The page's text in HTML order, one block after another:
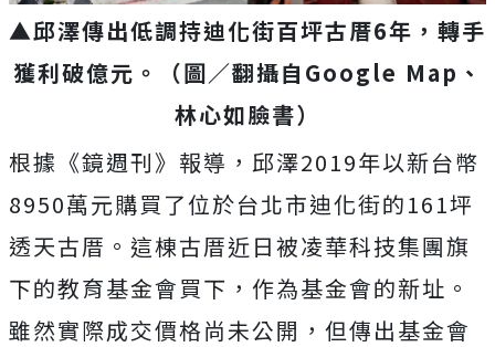
▲邱澤傳出低調持迪化街百坪古厝6年，轉手
獲利破億元。（圖／翻攝自Google Map、
林心如臉書）
根據《鏡週刊》報導，邱澤2019年以新台幣
8950萬元購買了位於台北市迪化街的161坪
透天古厝。這棟古厝近日被凌華科技集團旗
下的教育基金會買下，作為基金會的新址。
雖然實際成交價格尚未公開，但傳出基金會